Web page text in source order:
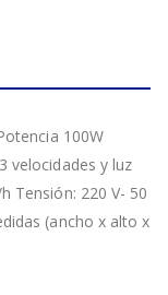
100W
velocidades y luz
Tensión: 220 V- 50
(ancho x alto x